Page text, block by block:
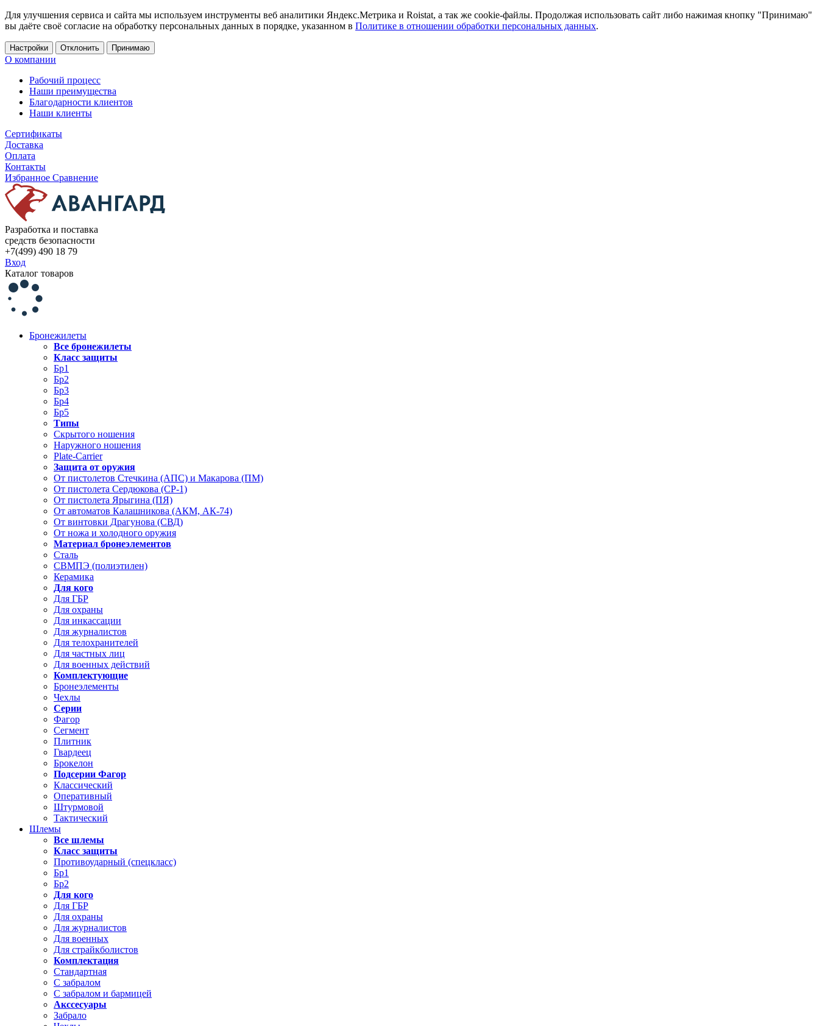
Для улучшения сервиса и сайта мы используем инструменты веб аналитики Яндекс.Метрика и Roistat, а так же cookie-файлы. Продолжая использовать сайт либо нажимая кнопку "Принимаю"
вы даёте своё согласие на обработку персональных данных в порядке, указанном в Политике в отношении обработки персональных данных.
Настройки Отклонить Принимаю
О компании
Рабочий процесс
Наши преимущества
Благодарности клиентов
Наши клиенты
Сертификаты
Доставка
Оплата
Контакты
Избранное Сравнение
Разработка и поставка
средств безопасности
+7(499) 490 18 79
Вход
Каталог товаров
Бронежилеты
Все бронежилеты
Класс защиты
Бр1
Бр2
Бр3
Бр4
Бр5
Типы
Скрытого ношения
Наружного ношения
Plate-Carrier
Защита от оружия
От пистолетов Стечкина (АПС) и Макарова (ПМ)
От пистолета Сердюкова (СР-1)
От пистолета Ярыгина (ПЯ)
От автоматов Калашникова (АКМ, АК-74)
От винтовки Драгунова (СВД)
От ножа и холодного оружия
Материал бронеэлементов
Сталь
СВМПЭ (полиэтилен)
Керамика
Для кого
Для ГБР
Для охраны
Для инкассации
Для журналистов
Для телохранителей
Для частных лиц
Для военных действий
Комплектующие
Бронеэлементы
Чехлы
Серии
Фагор
Сегмент
Плитник
Гвардеец
Брокелон
Подсерии Фагор
Классический
Оперативный
Штурмовой
Тактический
Шлемы
Все шлемы
Класс защиты
Противоударный (спецкласс)
Бр1
Бр2
Для кого
Для ГБР
Для охраны
Для журналистов
Для военных
Для страйкболистов
Комплектация
Стандартная
С забралом
С забралом и бармицей
Акссесуары
Забрало